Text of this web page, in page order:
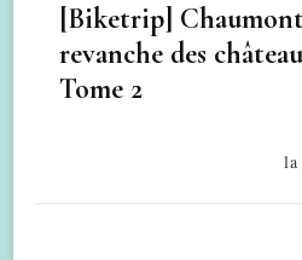
[Biketrip]
revanche des
Tome 2
la